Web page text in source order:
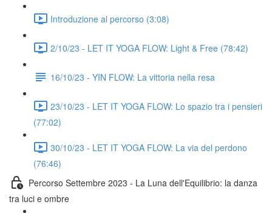
Introduzione al percorso (3:08)
2/10/23 - LET IT YOGA FLOW: Light & Free (78:42)
16/10/23 - YIN FLOW: La vittoria nella resa
23/10/23 - LET IT YOGA FLOW: Lo spazio tra i pensieri
(77:02)
30/10/23 - LET IT YOGA FLOW: La via del perdono
(76:46)
Percorso Settembre 2023 - La Luna dell'Equilibrio: la danza
tra luci e ombre